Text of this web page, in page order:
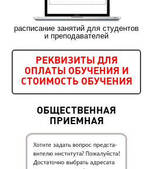
расписание занятий для студентов
и преподавателей
РЕКВИЗИТЫ ДЛЯ
ОПЛАТЫ ОБУЧЕНИЯ И
СТОИМОСТЬ ОБУЧЕНИЯ
ОБЩЕСТВЕННАЯ
ПРИЕМНАЯ